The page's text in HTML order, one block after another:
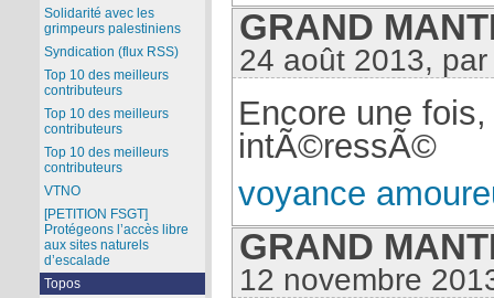
GRAND
24 août 2013,
Encore une
intÃ©ressÃ©
voyance
GRAND
12 novembre
Solidarité avec les
grimpeurs palestiniens
Syndication (flux RSS)
Top 10 des meilleurs
contributeurs
Top 10 des meilleurs
contributeurs
Top 10 des meilleurs
contributeurs
VTNO
[PETITION FSGT]
Protégeons l’accès libre
aux sites naturels
d’escalade
Topos